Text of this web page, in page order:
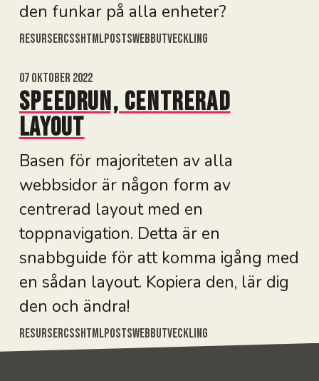
den funkar på alla enheter?
ResurserCssHtmlPostsWebbutveckling
07 oktober 2022
Speedrun, centrerad
layout
Basen för majoriteten av alla
webbsidor är någon form av
centrerad layout med en
toppnavigation. Detta är en
snabbguide för att komma igång med
en sådan layout. Kopiera den, lär dig
den och ändra!
ResurserCssHtmlPostsWebbutveckling